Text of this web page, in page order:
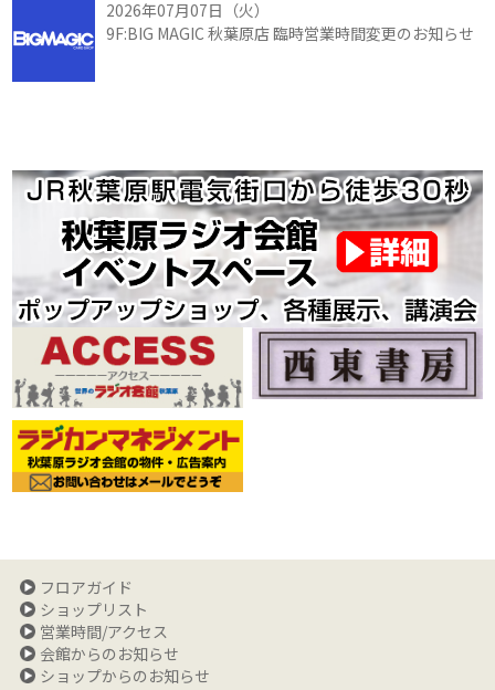
2026年07月07日（火）
9F:BIG MAGIC 秋葉原店 臨時営業時間変更のお知らせ
フロアガイド
ショップリスト
営業時間/アクセス
会館からのお知らせ
ショップからのお知らせ